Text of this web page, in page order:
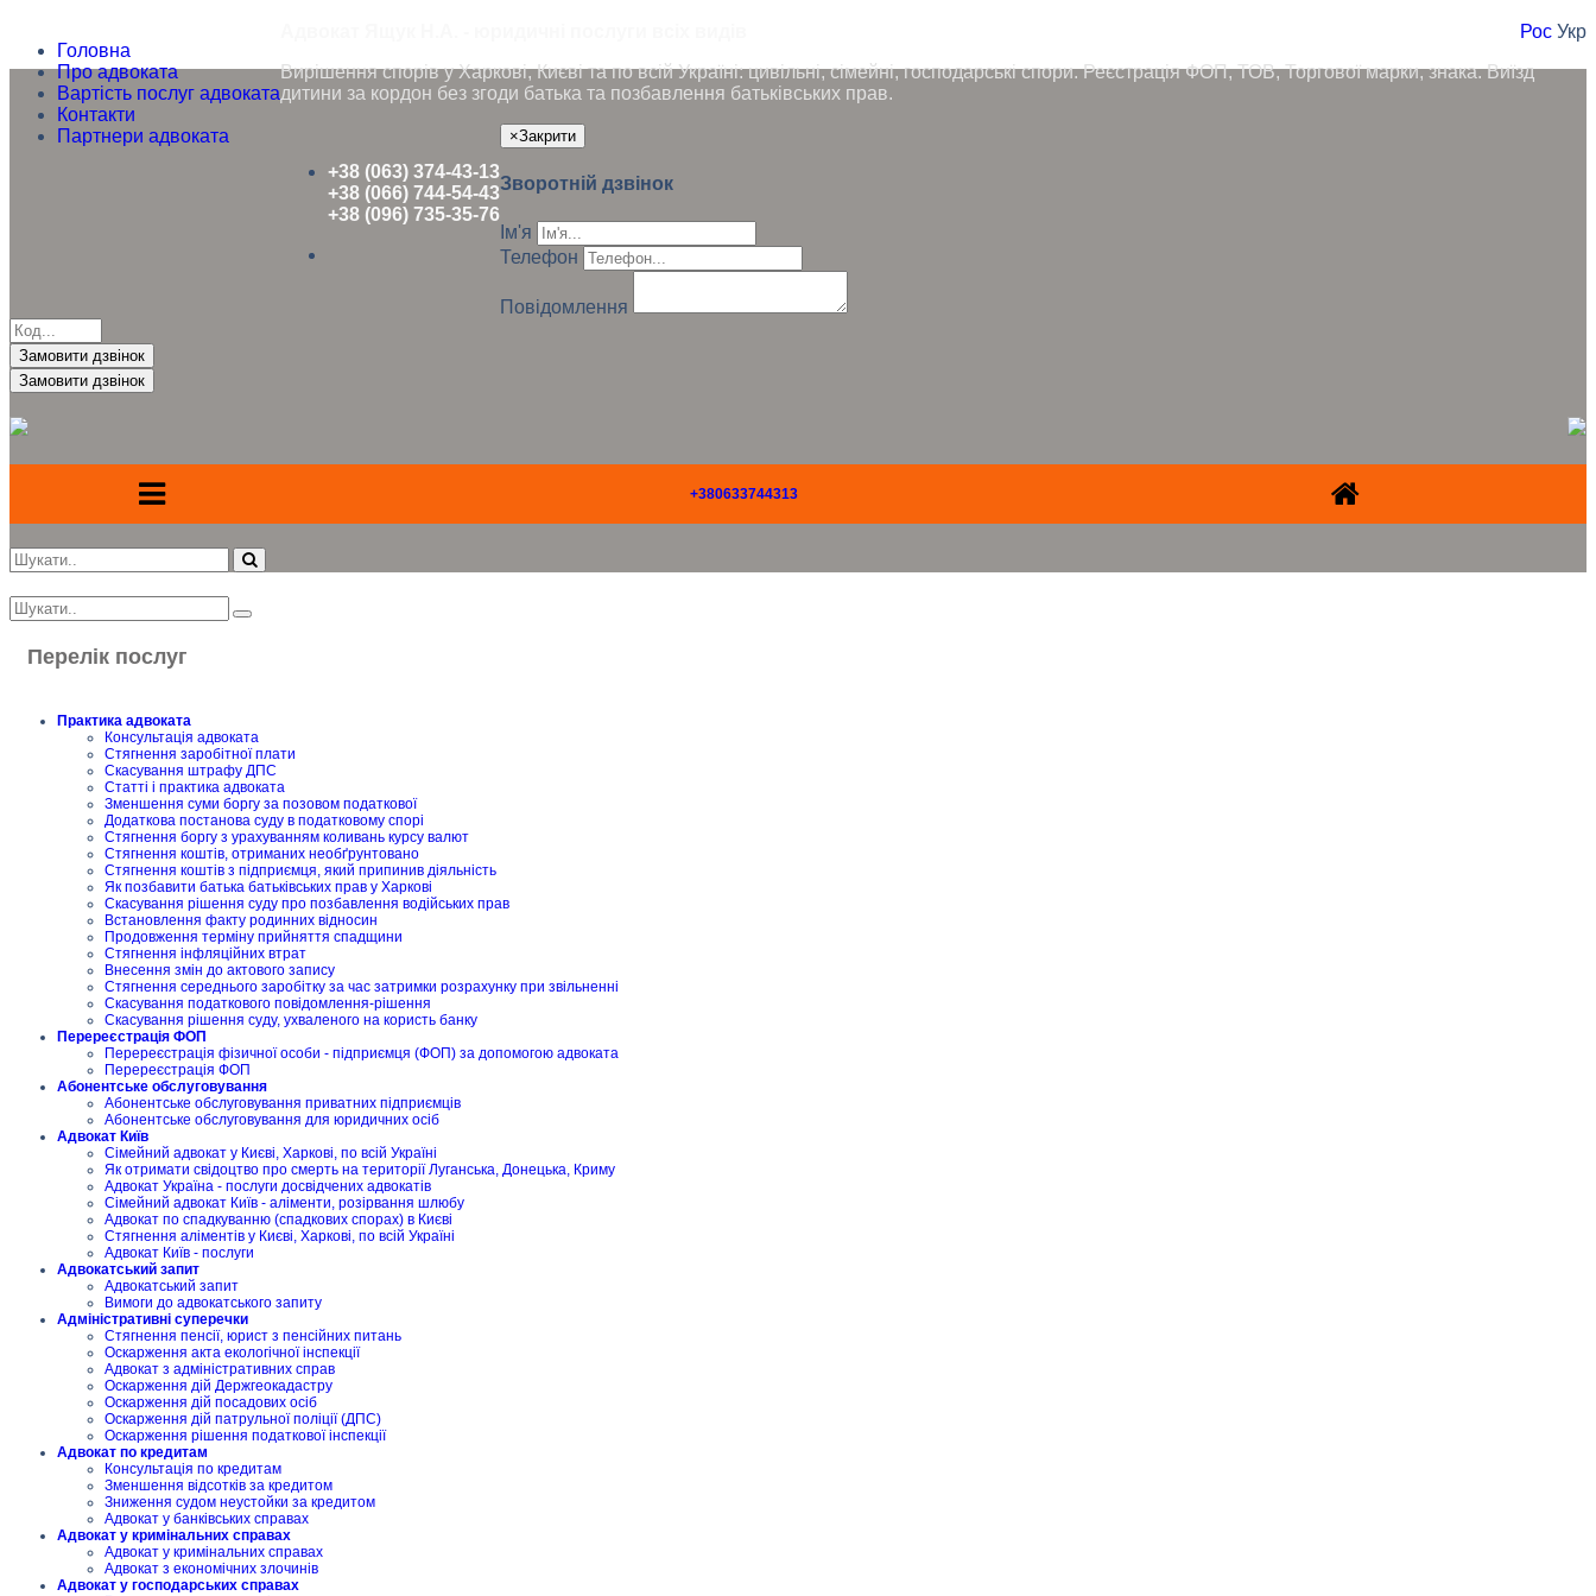
Головна
Про адвоката
Вартість послуг адвоката
Контакти
Партнери адвоката
Рос Укр
Вирішення спорів у Харкові, Києві та по всій Україні: цивільні, сімейні, господарські спори. Реєстрація ФОП, ТОВ, Торгової марки, знака. Виїзд
дитини за кордон без згоди батька та позбавлення батьківських прав.
+38 (063) 374-43-13
+38 (066) 744-54-43
+38 (096) 735-35-76
×Закрити
Зворотній дзвінок
Ім'я
Телефон
Повідомлення
Замовити дзвінок
+380633744313
Перелік послуг
Практика адвоката
Консультація адвоката
Стягнення заробітної плати
Скасування штрафу ДПС
Статті і практика адвоката
Зменшення суми боргу за позовом податкової
Додаткова постанова суду в податковому спорі
Стягнення боргу з урахуванням коливань курсу валют
Стягнення коштів, отриманих необґрунтовано
Стягнення коштів з підприємця, який припинив діяльність
Як позбавити батька батьківських прав у Харкові
Скасування рішення суду про позбавлення водійських прав
Встановлення факту родинних відносин
Продовження терміну прийняття спадщини
Стягнення інфляційних втрат
Внесення змін до актового запису
Стягнення середнього заробітку за час затримки розрахунку при звільненні
Скасування податкового повідомлення-рішення
Скасування рішення суду, ухваленого на користь банку
Перереєстрація ФОП
Перереєстрація фізичної особи - підприємця (ФОП) за допомогою адвоката
Перереєстрація ФОП
Абонентське обслуговування
Абонентське обслуговування приватних підприємців
Абонентське обслуговування для юридичних осіб
Адвокат Київ
Сімейний адвокат у Києві, Харкові, по всій Україні
Як отримати свідоцтво про смерть на території Луганська, Донецька, Криму
Адвокат Україна - послуги досвідчених адвокатів
Сімейний адвокат Київ - аліменти, розірвання шлюбу
Адвокат по спадкуванню (спадкових спорах) в Києві
Стягнення аліментів у Києві, Харкові, по всій Україні
Адвокат Київ - послуги
Адвокатський запит
Адвокатський запит
Вимоги до адвокатського запиту
Адміністративні суперечки
Стягнення пенсії, юрист з пенсійних питань
Оскарження акта екологічної інспекції
Адвокат з адміністративних справ
Оскарження дій Держгеокадастру
Оскарження дій посадових осіб
Оскарження дій патрульної поліції (ДПС)
Оскарження рішення податкової інспекції
Адвокат по кредитам
Консультація по кредитам
Зменшення відсотків за кредитом
Зниження судом неустойки за кредитом
Адвокат у банківських справах
Адвокат у кримінальних справах
Адвокат у кримінальних справах
Адвокат з економічних злочинів
Адвокат у господарських справах